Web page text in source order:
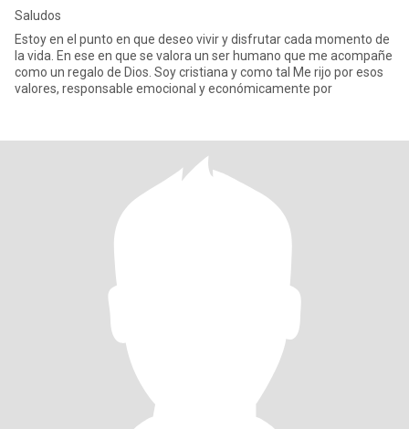
Saludos
Estoy en el punto en que deseo vivir y disfrutar cada momento de
la vida. En ese en que se valora un ser humano que me acompañe
como un regalo de Dios. Soy cristiana y como tal Me rijo por esos
valores, responsable emocional y económicamente por